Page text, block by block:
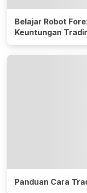
Belajar Robot
Keuntungan
Panduan Cara